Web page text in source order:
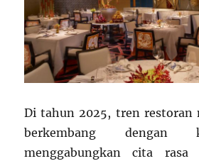
Di tahun 2025, tren restoran
berkembang dengan
menggabungkan cita rasa